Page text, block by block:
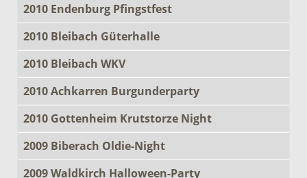
2010 Endenburg Pfingstfest
2010 Bleibach Güterhalle
2010 Bleibach WKV
2010 Achkarren Burgunderparty
2010 Gottenheim Krutstorze Night
2009 Biberach Oldie-Night
2009 Waldkirch Halloween-Party